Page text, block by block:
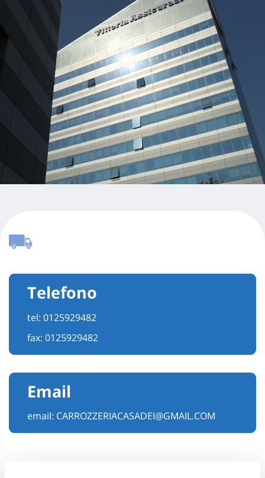
Telefono
tel: 0125929482
fax: 0125929482
Email
email: CARROZZERIACASADEI@GMAIL.COM